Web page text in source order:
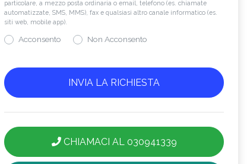
particolare, a mezzo posta ordinaria o email, telefono (es. chiamate
automatizzate, SMS, MMS), fax e qualsiasi altro canale informatico (es.
siti web, mobile app).
Acconsento Non Acconsento
CHIAMACI AL 030941339